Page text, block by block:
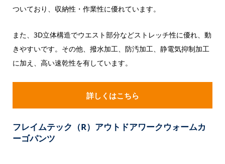
ついており、収納性・作業性に優れています。
また、3D立体構造でウエスト部分などストレッチ性に優れ、動
きやすいです。その他、撥水加工、防汚加工、静電気抑制加工
に加え、高い速乾性を有しています。
詳しくはこちら
フレイムテック（R）アウトドアワークウォームカ
ーゴパンツ